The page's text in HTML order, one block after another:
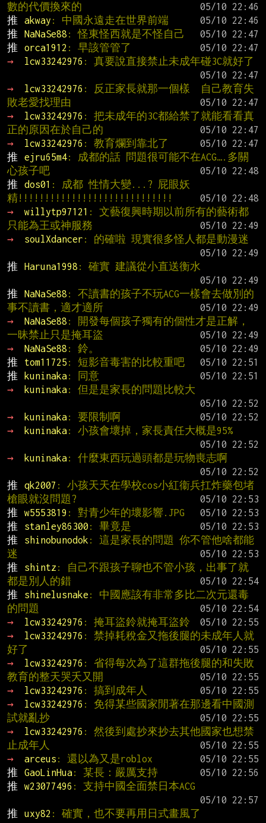
數的代價換來的
推
akway : 中國永遠走在世界前端
推
NaNaSe88 : 怪東怪西就是不怪自己
推
orca1912 : 早該管管了
→
lcw33242976 : 真要說直接禁止未成年碰3C就好了
→
lcw33242976 : 反正家長就那一個樣  自己教育失
敗老愛找理由
→
lcw33242976 : 把未成年的3C都給禁了就能看看真
正的原因在於自己的
→
lcw33242976 : 教育爛到靠北了
推
ejru65m4: 成都的話 問題很可能不在ACG….多關
心孩子吧
推
dos01 : 成都 性情大變...? 屁眼妖
精!!!!!!!!!!!!!!!!!!!!!!!!!!!!!
→
willytp97121 : 文藝復興時期以前所有的藝術都
只能為王或神服務
→
soulXdancer : 的確啦 現實很多怪人都是動漫迷
推
Haruna1998 : 確實 建議從小直送衡水
推
NaNaSe88 : 不讀書的孩子不玩ACG一樣會去做別的
事不讀書，適才適所
→
NaNaSe88 : 開發每個孩子獨有的個性才是正解，
一昧禁止只是掩耳盜
→
NaNaSe88 : 鈴。
推
tom11725 : 短影音毒害的比較重吧
推
kuninaka: 同意
→
kuninaka: 但是是家長的問題比較大
→
kuninaka: 要限制啊
→
kuninaka: 小孩會壞掉，家長責任大概是95%
→
kuninaka: 什麼東西玩過頭都是玩物喪志啊
推
qk2007 : 小孩天天在學校cos小紅衞兵扛炸藥包堵
槍眼就沒問題?
推
w5553819 : 對青少年的壞影響.JPG
推
stanley86300 : 畢竟是
推
shinobunodok : 這是家長的問題 你不管他啥都能
迷
推
shintz : 自己不跟孩子聊也不管小孩，出事了就
都是別人的錯
推
shinelusnake : 中國應該有非常多比二次元還毒
的問題
→
lcw33242976 : 掩耳盜鈴就掩耳盜鈴
→
lcw33242976 : 禁掉耗稅金又拖後腿的未成年人就
好了
→
lcw33242976 : 省得每次為了這群拖後腿的和失敗
教育的整天哭夭又開
→
lcw33242976 : 搞到成年人
→
lcw33242976 : 免得某些國家閒著在那邊看中國測
試就亂抄
→
lcw33242976 : 然後到處抄來抄去其他國家也想禁
止成年人
→
arceus : 還以為又是roblox
推
GaoLinHua: 某長：嚴厲支持
推
w23077496 : 支持中國全面禁日本ACG
推
uxy82 : 確實，也不要再用日式畫風了